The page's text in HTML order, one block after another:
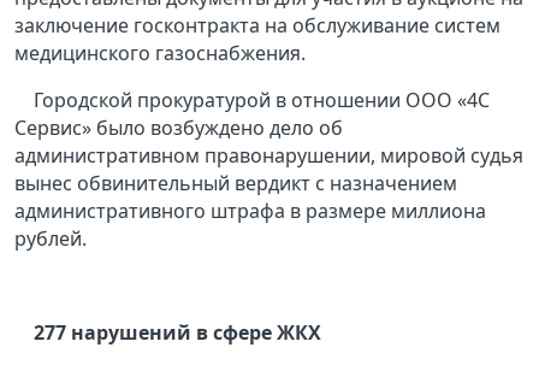
заключение госконтракта на обслуживание систем
медицинского газоснабжения.
Городской прокуратурой в отношении ООО «4С
Сервис» было возбуждено дело об
административном правонарушении, мировой судья
вынес обвинительный вердикт с назначением
административного штрафа в размере миллиона
рублей.
277 нарушений в сфере ЖКХ